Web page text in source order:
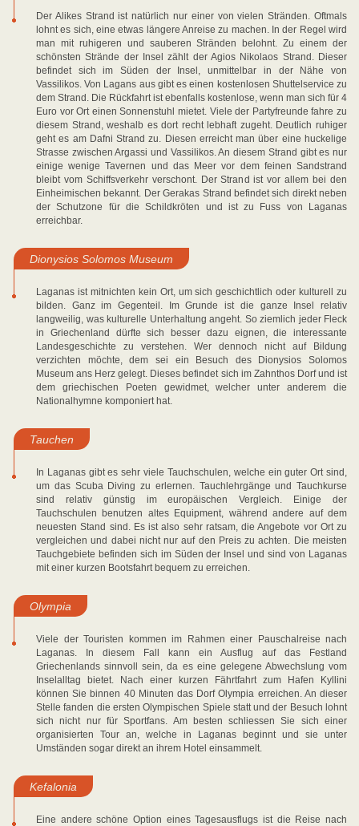
Der Alikes Strand ist natürlich nur einer von vielen Stränden. Oftmals
lohnt es sich, eine etwas längere Anreise zu machen. In der Regel wird
man mit ruhigeren und sauberen Stränden belohnt. Zu einem der
schönsten Strände der Insel zählt der Agios Nikolaos Strand. Dieser
befindet sich im Süden der Insel, unmittelbar in der Nähe von
Vassilikos. Von Lagans aus gibt es einen kostenlosen Shuttelservice zu
dem Strand. Die Rückfahrt ist ebenfalls kostenlose, wenn man sich für 4
Euro vor Ort einen Sonnenstuhl mietet. Viele der Partyfreunde fahre zu
diesem Strand, weshalb es dort recht lebhaft zugeht. Deutlich ruhiger
geht es am Dafni Strand zu. Diesen erreicht man über eine huckelige
Strasse zwischen Argassi und Vassilikos. An diesem Strand gibt es nur
einige wenige Tavernen und das Meer vor dem feinen Sandstrand
bleibt vom Schiffsverkehr verschont. Der Strand ist vor allem bei den
Einheimischen bekannt. Der Gerakas Strand befindet sich direkt neben
der Schutzone für die Schildkröten und ist zu Fuss von Laganas
erreichbar.
Dionysios Solomos Museum
Laganas ist mitnichten kein Ort, um sich geschichtlich oder kulturell zu
bilden. Ganz im Gegenteil. Im Grunde ist die ganze Insel relativ
langweilig, was kulturelle Unterhaltung angeht. So ziemlich jeder Fleck
in Griechenland dürfte sich besser dazu eignen, die interessante
Landesgeschichte zu verstehen. Wer dennoch nicht auf Bildung
verzichten möchte, dem sei ein Besuch des Dionysios Solomos
Museum ans Herz gelegt. Dieses befindet sich im Zahnthos Dorf und ist
dem griechischen Poeten gewidmet, welcher unter anderem die
Nationalhymne komponiert hat.
Tauchen
In Laganas gibt es sehr viele Tauchschulen, welche ein guter Ort sind,
um das Scuba Diving zu erlernen. Tauchlehrgänge und Tauchkurse
sind relativ günstig im europäischen Vergleich. Einige der
Tauchschulen benutzen altes Equipment, während andere auf dem
neuesten Stand sind. Es ist also sehr ratsam, die Angebote vor Ort zu
vergleichen und dabei nicht nur auf den Preis zu achten. Die meisten
Tauchgebiete befinden sich im Süden der Insel und sind von Laganas
mit einer kurzen Bootsfahrt bequem zu erreichen.
Olympia
Viele der Touristen kommen im Rahmen einer Pauschalreise nach
Laganas. In diesem Fall kann ein Ausflug auf das Festland
Griechenlands sinnvoll sein, da es eine gelegene Abwechslung vom
Inselalltag bietet. Nach einer kurzen Fährtfahrt zum Hafen Kyllini
können Sie binnen 40 Minuten das Dorf Olympia erreichen. An dieser
Stelle fanden die ersten Olympischen Spiele statt und der Besuch lohnt
sich nicht nur für Sportfans. Am besten schliessen Sie sich einer
organisierten Tour an, welche in Laganas beginnt und sie unter
Umständen sogar direkt an ihrem Hotel einsammelt.
Kefalonia
Eine andere schöne Option eines Tagesausflugs ist die Reise nach